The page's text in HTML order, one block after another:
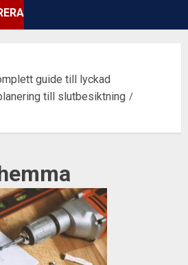
guide till lyckad
till slutbesiktning